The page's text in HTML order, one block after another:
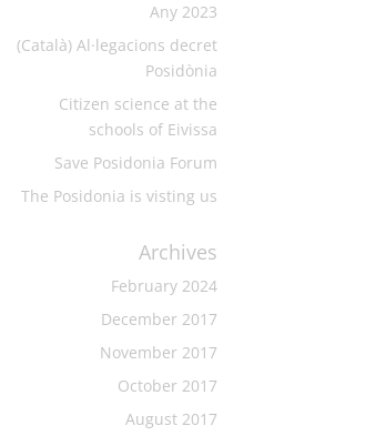
Any 2023
(Català) Al·legacions decret
Posidònia
Citizen science at the
schools of Eivissa
Save Posidonia Forum
The Posidonia is visting us
Archives
February 2024
December 2017
November 2017
October 2017
August 2017